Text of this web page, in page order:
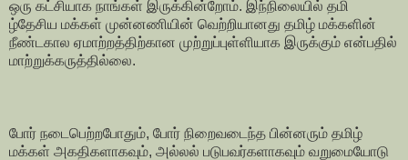
ஒரு கட்சியாக நாங்கள் இருக்கின்றோம். இந்நிலையில் தமி
ழ்தேசிய மக்கள் முன்னணியின் வெற்றியானது தமிழ் மக்களின்
நீண்டகால ஏமாற்றத்திற்கான முற்றுப்புள்ளியாக இருக்கும் என்பதில்
மாற்றுக்கருத்தில்லை.
போர் நடைபெற்றபோதும், போர் நிறைவடைந்த பின்னரும் தமிழ்
மக்கள் அகதிகளாகவும், அல்லல் படுபவர்களாகவும் வறுமையோடு